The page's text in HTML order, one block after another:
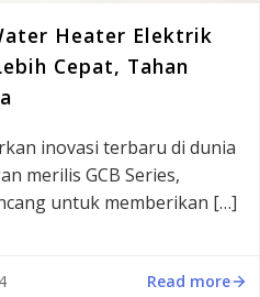
Heater Elektrik
Cepat, Tahan
inovasi terbaru di dunia
merilis GCB Series,
untuk memberikan […]
Read more